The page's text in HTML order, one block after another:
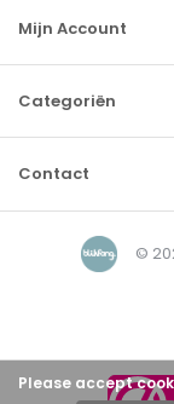
Mijn Account
Categoriën
Contact
©
Please accept